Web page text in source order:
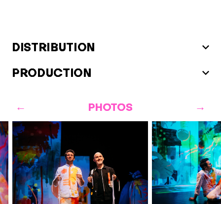
DISTRIBUTION
PRODUCTION
PHOTOS